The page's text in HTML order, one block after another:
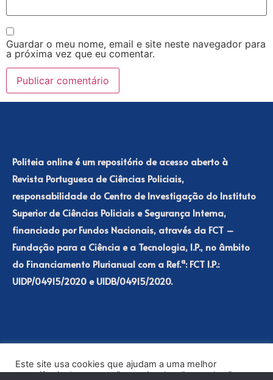
Guardar o meu nome, email e site neste navegador para
a próxima vez que eu comentar.
Politeia online é um repositório de acesso aberto à
Revista Portuguesa de Ciências Policiais,
responsabilidade do Centro de Investigação do Instituto
Superior de Ciências Policiais e Segurança Interna,
financiado por Fundos Nacionais, através da FCT –
Fundação para a Ciência e a Tecnologia, I.P., no âmbito
do Financiamento Plurianual com a Ref.ª: FCT I.P.:
UIDP/04915/2020 e UIDB/04915/2020.
Este site usa cookies que ajudam a uma melhor
experiência de navegação no site. Ao clicar no botão